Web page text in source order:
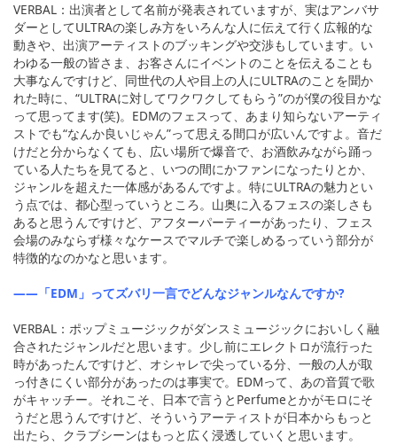
VERBAL：出演者として名前が発表されていますが、実はアンバサ
ダーとしてULTRAの楽しみ方をいろんな人に伝えて行く広報的な
動きや、出演アーティストのブッキングや交渉もしています。い
わゆる一般の皆さま、お客さんにイベントのことを伝えることも
大事なんですけど、同世代の人や目上の人にULTRAのことを聞か
れた時に、“ULTRAに対してワクワクしてもらう”のが僕の役目かな
って思ってます(笑)。EDMのフェスって、あまり知らないアーティ
ストでも“なんか良いじゃん”って思える間口が広いんですよ。音だ
けだと分からなくても、広い場所で爆音で、お酒飲みながら踊っ
ている人たちを見てると、いつの間にかファンになったりとか、
ジャンルを超えた一体感があるんですよ。特にULTRAの魅力とい
う点では、都心型っていうところ。山奥に入るフェスの楽しさも
あると思うんですけど、アフターパーティーがあったり、フェス
会場のみならず様々なケースでマルチで楽しめるっていう部分が
特徴的なのかなと思います。
――「EDM」ってズバリ一言でどんなジャンルなんですか?
VERBAL：ポップミュージックがダンスミュージックにおいしく融
合されたジャンルだと思います。少し前にエレクトロが流行った
時があったんですけど、オシャレで尖っている分、一般の人が取
っ付きにくい部分があったのは事実で。EDMって、あの音質で歌
がキャッチー。それこそ、日本で言うとPerfumeとかがモロにそ
うだと思うんですけど、そういうアーティストが日本からもっと
出たら、クラブシーンはもっと広く浸透していくと思います。